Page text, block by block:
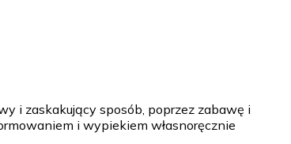
i zaskakujący sposób, poprzez zabawę i
i wypiekiem własnoręcznie